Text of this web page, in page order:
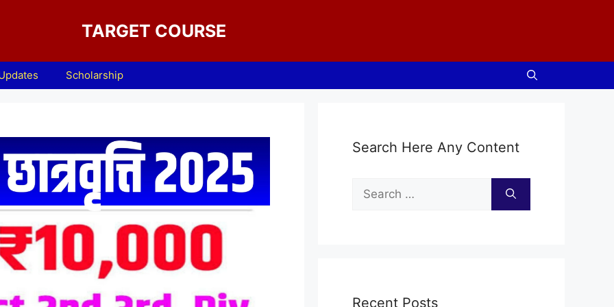
TARGET COURSE
Scholarship
Search Here Any Content
Search
for:
Recent Posts